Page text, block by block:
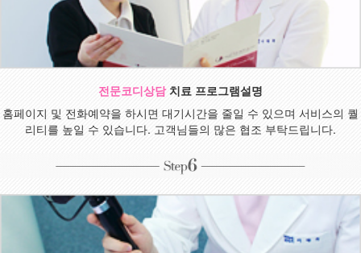
전문코디상담치료 프로그램설명
홈페이지 및 전화예약을 하시면 대기시간을 줄일 수 있으며 서비스의 퀄
리티를 높일 수 있습니다. 고객님들의 많은 협조 부탁드립니다.